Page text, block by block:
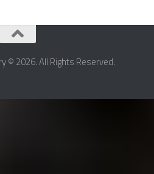
© 2026. All Rights Reserved.